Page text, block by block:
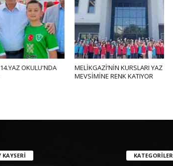
MELİKGAZİ’NİN KURSLARI YAZ
MEVSİMİNE RENK KATIYOR
KAYSERI KATEGORILER